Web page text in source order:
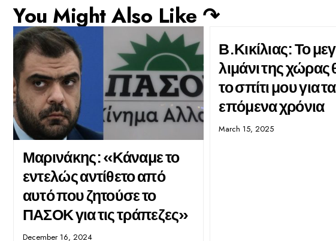
You Might Also Like ↷
Μαρινάκης: «Κάναμε το
εντελώς αντίθετο από
αυτό που ζητούσε το
ΠΑΣΟΚ για τις τράπεζες»
December 16, 2024
Β.Κικίλιας: Το
λιμάνι της χώρας
το σπίτι μου για τα
επόμενα χρόνια
March 15, 2025